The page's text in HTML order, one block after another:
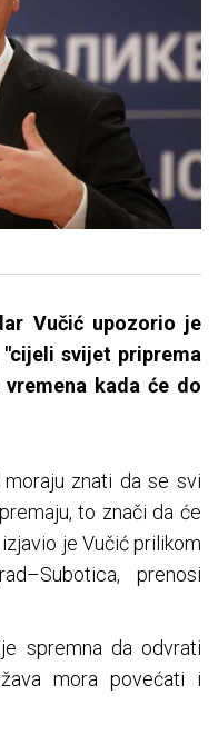
Vučić upozorio je
svijet priprema
kada će do
znati da se svi
to znači da će
je Vučić prilikom
prenosi
spremna da odvrati
mora povećati i